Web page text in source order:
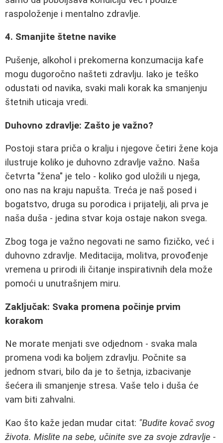
raspoloženje i mentalno zdravlje.
4. Smanjite štetne navike
Pušenje, alkohol i prekomerna konzumacija kafe
mogu dugoročno našteti zdravlju. Iako je teško
odustati od navika, svaki mali korak ka smanjenju
štetnih uticaja vredi.
Duhovno zdravlje: Zašto je važno?
Postoji stara priča o kralju i njegove četiri žene koja
ilustruje koliko je duhovno zdravlje važno. Naša
četvrta "žena" je telo - koliko god uložili u njega,
ono nas na kraju napušta. Treća je naš posed i
bogatstvo, druga su porodica i prijatelji, ali prva je
naša duša - jedina stvar koja ostaje nakon svega.
Zbog toga je važno negovati ne samo fizičko, već i
duhovno zdravlje. Meditacija, molitva, provođenje
vremena u prirodi ili čitanje inspirativnih dela može
pomoći u unutrašnjem miru.
Zaključak: Svaka promena počinje prvim
korakom
Ne morate menjati sve odjednom - svaka mala
promena vodi ka boljem zdravlju. Počnite sa
jednom stvari, bilo da je to šetnja, izbacivanje
šećera ili smanjenje stresa. Vaše telo i duša će
vam biti zahvalni.
Kao što kaže jedan mudar citat: "Budite kovač svog
života. Mislite na sebe, učinite sve za svoje zdravlje -